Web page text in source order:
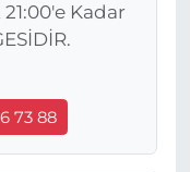
Kadar
73 88